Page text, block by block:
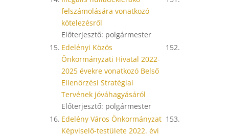
felszámolására vonatkozó
kötelezésről
Előterjesztő: polgármester
15. Edelényi Közös
Önkormányzati Hivatal 2022-
2025 évekre vonatkozó Belső
Ellenőrzési Stratégiai
Tervének jóváhagyásáról
Előterjesztő: polgármester
152.
16. Edelény Város Önkormányzat
Képviselő-testülete 2022. évi
153.